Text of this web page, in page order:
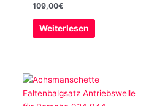
109,00€
Weiterlesen